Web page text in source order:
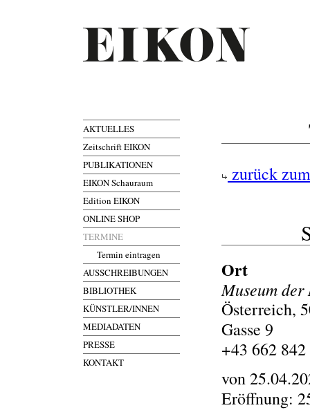
AKTUELLES
Zeitschrift EIKON
PUBLIKATIONEN
EIKON Schauraum
Edition EIKON
ONLINE SHOP
TERMINE
Termin eintragen
AUSSCHREIBUNGEN
BIBLIOTHEK
KÜNSTLER/INNEN
MEDIADATEN
PRESSE
KONTAKT
zurück
Ort
Museum
Österreich,
Gasse 9
+43 662
von
Eröffnung: